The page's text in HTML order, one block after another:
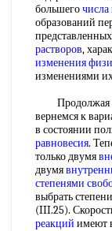
большего
образований
растворов,
изменения
изменениями
Продолжая
вернемся к
в состоянии
равновесия.
только двумя
двумя
степенями
выбрать
(III.25).
реакций имеют